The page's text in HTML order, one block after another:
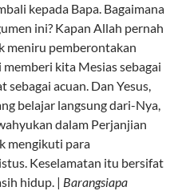
kepada Bapa. Bagaimana
ini? Kapan Allah pernah
meniru pemberontakan
kita Mesias sebagai
acuan. Dan Yesus,
belajar langsung dari-Nya,
dalam Perjanjian
mengikuti para
Keselamatan itu bersifat
hidup. | Barangsiapa